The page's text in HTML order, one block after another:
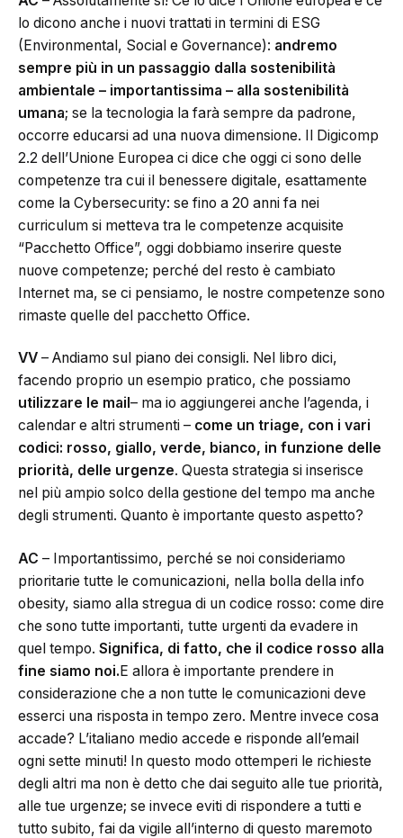
lo dicono anche i nuovi trattati in termini di ESG
(Environmental, Social e Governance): andremo
sempre più in un passaggio dalla sostenibilità
ambientale – importantissima – alla sostenibilità
umana; se la tecnologia la farà sempre da padrone,
occorre educarsi ad una nuova dimensione. Il Digicomp
2.2 dell’Unione Europea ci dice che oggi ci sono delle
competenze tra cui il benessere digitale, esattamente
come la Cybersecurity: se fino a 20 anni fa nei
curriculum si metteva tra le competenze acquisite
“Pacchetto Office”, oggi dobbiamo inserire queste
nuove competenze; perché del resto è cambiato
Internet ma, se ci pensiamo, le nostre competenze sono
rimaste quelle del pacchetto Office.
VV – Andiamo sul piano dei consigli. Nel libro dici,
facendo proprio un esempio pratico, che possiamo
utilizzare le mail – ma io aggiungerei anche l’agenda, i
calendar e altri strumenti – come un triage, con i vari
codici: rosso, giallo, verde, bianco, in funzione delle
priorità, delle urgenze. Questa strategia si inserisce
nel più ampio solco della gestione del tempo ma anche
degli strumenti. Quanto è importante questo aspetto?
AC – Importantissimo, perché se noi consideriamo
prioritarie tutte le comunicazioni, nella bolla della info
obesity, siamo alla stregua di un codice rosso: come dire
che sono tutte importanti, tutte urgenti da evadere in
quel tempo. Significa, di fatto, che il codice rosso alla
fine siamo noi.E allora è importante prendere in
considerazione che a non tutte le comunicazioni deve
esserci una risposta in tempo zero. Mentre invece cosa
accade? L’italiano medio accede e risponde all’email
ogni sette minuti! In questo modo ottemperi le richieste
degli altri ma non è detto che dai seguito alle tue priorità,
alle tue urgenze; se invece eviti di rispondere a tutti e
tutto subito, fai da vigile all’interno di questo maremoto